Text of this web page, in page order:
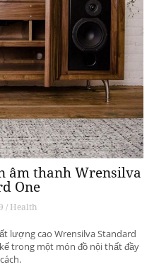
âm thanh Wrensilva
One
/ Health
lượng cao Wrensilva Standard
trong một món đồ nội thất đầy